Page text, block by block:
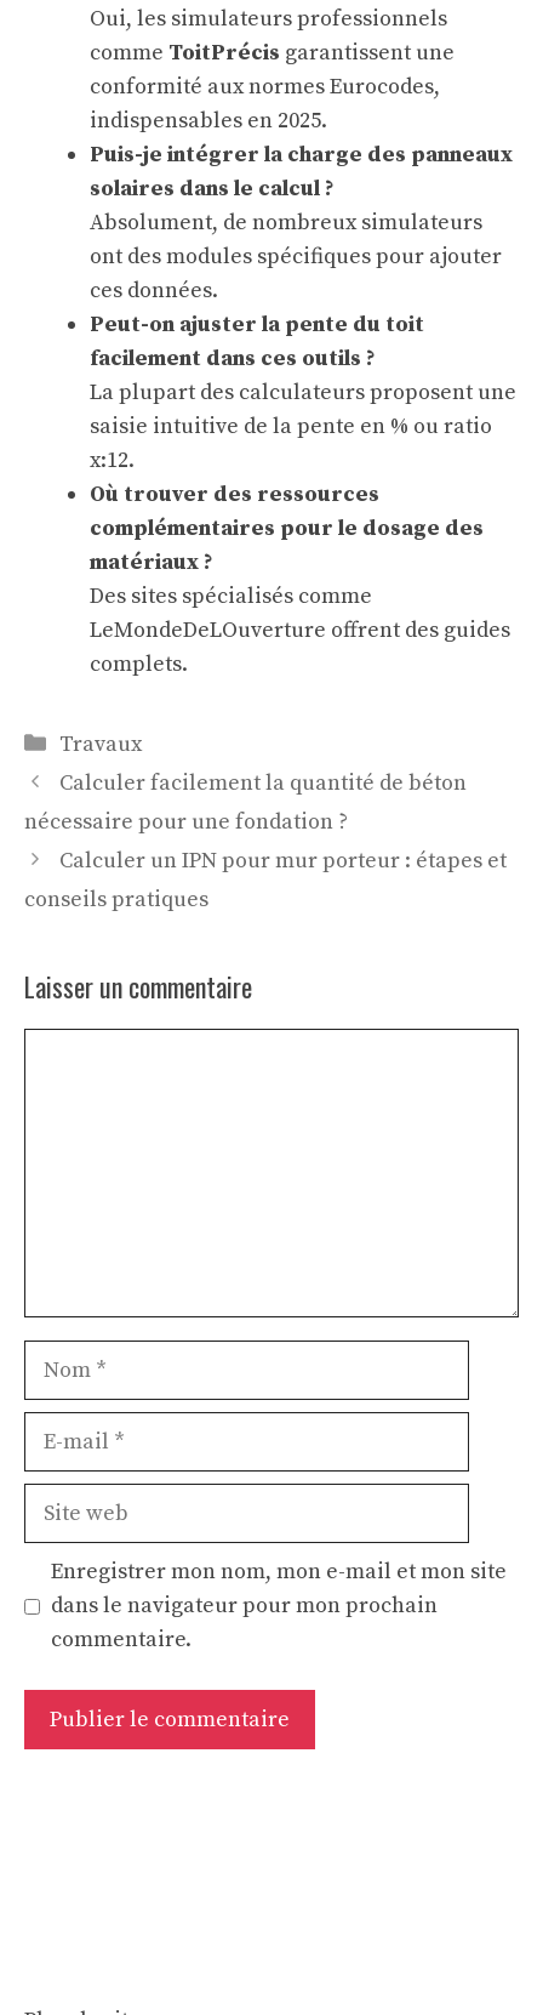
Oui, les simulateurs professionnels
comme ToitPrécis garantissent une
conformité aux normes Eurocodes,
indispensables en 2025.
Puis-je intégrer la charge des panneaux
solaires dans le calcul ?
Absolument, de nombreux simulateurs
ont des modules spécifiques pour ajouter
ces données.
Peut-on ajuster la pente du toit
facilement dans ces outils ?
La plupart des calculateurs proposent une
saisie intuitive de la pente en % ou ratio
x:12.
Où trouver des ressources
complémentaires pour le dosage des
matériaux ?
Des sites spécialisés comme
LeMondeDeLOuverture offrent des guides
complets.
Catégories
Travaux
Calculer facilement la quantité de béton
nécessaire pour une fondation ?
Calculer un IPN pour mur porteur : étapes et
conseils pratiques
Laisser un commentaire
Nom
Site
Enregistrer mon nom, mon e-mail et mon site
dans le navigateur pour mon prochain
commentaire.